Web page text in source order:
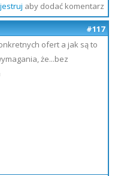
aby dodać komentarz
#117
ofert a jak są to
że...bez